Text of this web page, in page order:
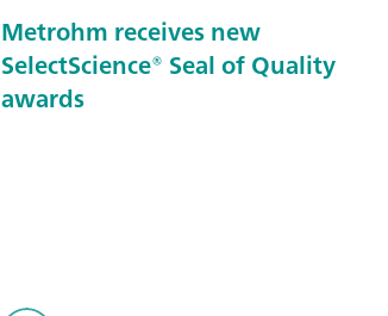
Metrohm receives new
SelectScience® Seal of Quality
awards